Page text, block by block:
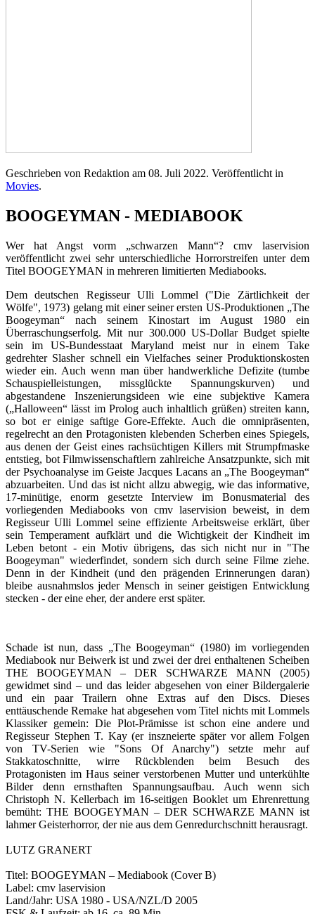
Geschrieben von Redaktion am 08. Juli 2022. Veröffentlicht in
Movies.
BOOGEYMAN - MEDIABOOK
Wer hat Angst vorm „schwarzen Mann“? cmv laservision
veröffentlicht zwei sehr unterschiedliche Horrorstreifen unter dem
Titel BOOGEYMAN in mehreren limitierten Mediabooks.
Dem deutschen Regisseur Ulli Lommel ("Die Zärtlichkeit der
Wölfe", 1973) gelang mit einer seiner ersten US-Produktionen „The
Boogeyman“ nach seinem Kinostart im August 1980 ein
Überraschungserfolg. Mit nur 300.000 US-Dollar Budget spielte
sein im US-Bundesstaat Maryland meist nur in einem Take
gedrehter Slasher schnell ein Vielfaches seiner Produktionskosten
wieder ein. Auch wenn man über handwerkliche Defizite (tumbe
Schauspielleistungen, missglückte Spannungskurven) und
abgestandene Inszenierungsideen wie eine subjektive Kamera
(„Halloween“ lässt im Prolog auch inhaltlich grüßen) streiten kann,
so bot er einige saftige Gore-Effekte. Auch die omnipräsenten,
regelrecht an den Protagonisten klebenden Scherben eines Spiegels,
aus denen der Geist eines rachsüchtigen Killers mit Strumpfmaske
entstieg, bot Filmwissenschaftlern zahlreiche Ansatzpunkte, sich mit
der Psychoanalyse im Geiste Jacques Lacans an „The Boogeyman“
abzuarbeiten. Und das ist nicht allzu abwegig, wie das informative,
17-minütige, enorm gesetzte Interview im Bonusmaterial des
vorliegenden Mediabooks von cmv laservision beweist, in dem
Regisseur Ulli Lommel seine effiziente Arbeitsweise erklärt, über
sein Temperament aufklärt und die Wichtigkeit der Kindheit im
Leben betont - ein Motiv übrigens, das sich nicht nur in "The
Boogeyman" wiederfindet, sondern sich durch seine Filme ziehe.
Denn in der Kindheit (und den prägenden Erinnerungen daran)
bleibe ausnahmslos jeder Mensch in seiner geistigen Entwicklung
stecken - der eine eher, der andere erst später.
Schade ist nun, dass „The Boogeyman“ (1980) im vorliegenden
Mediabook nur Beiwerk ist und zwei der drei enthaltenen Scheiben
THE BOOGEYMAN – DER SCHWARZE MANN (2005)
gewidmet sind – und das leider abgesehen von einer Bildergalerie
und ein paar Trailern ohne Extras auf den Discs. Dieses
enttäuschende Remake hat abgesehen vom Titel nichts mit Lommels
Klassiker gemein: Die Plot-Prämisse ist schon eine andere und
Regisseur Stephen T. Kay (er inszneierte später vor allem Folgen
von TV-Serien wie "Sons Of Anarchy") setzte mehr auf
Stakkatoschnitte, wirre Rückblenden beim Besuch des
Protagonisten im Haus seiner verstorbenen Mutter und unterkühlte
Bilder denn ernsthaften Spannungsaufbau. Auch wenn sich
Christoph N. Kellerbach im 16-seitigen Booklet um Ehrenrettung
bemüht: THE BOOGEYMAN – DER SCHWARZE MANN ist
lahmer Geisterhorror, der nie aus dem Genredurchschnitt herausragt.
LUTZ GRANERT
Titel: BOOGEYMAN – Mediabook (Cover B)
Label: cmv laservision
Land/Jahr: USA 1980 - USA/NZL/D 2005